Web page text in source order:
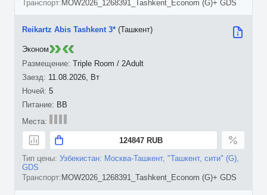
MOW2026_1268391_Tashkent_Econom (G)+ GDS
11.08.2026, Вт
5
Reikartz Abis Tashkent 3* (Ташкент)
Triple Room / 2Adult
BB
124847 RUB
Узбекистан: Москва-Ташкент, "Ташкент, сити" (G),
GDS
MOW2026_1268391_Tashkent_Econom (G)+ GDS
Эконом